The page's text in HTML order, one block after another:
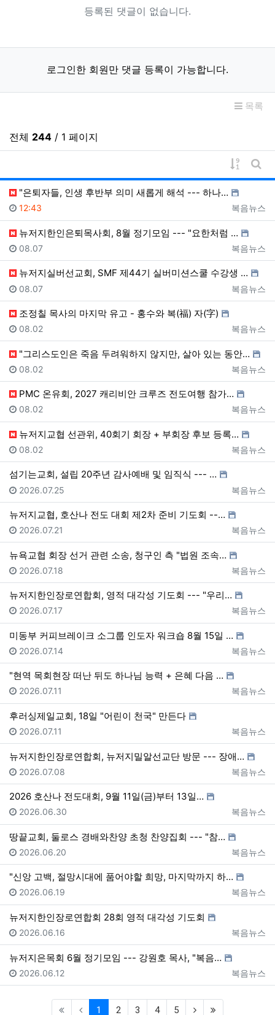
등록된 댓글이 없습니다.
로그인한 회원만 댓글 등록이 가능합니다.
목록
전체 244 / 1 페이지
게시물
게
"은퇴자들, 인생 후반부 의미 새롭게 해석 --- 하나…
등록자
복음뉴스
등록일
12:43
뉴저지한인은퇴목사회, 8월 정기모임 --- "요한처럼 …
등록자
복음뉴스
등록일
08.07
뉴저지실버선교회, SMF 제44기 실버미션스쿨 수강생 …
등록자
복음뉴스
등록일
08.07
조정칠 목사의 마지막 유고 - 홍수와 복(福) 자(字)
등록자
복음뉴스
등록일
08.02
"그리스도인은 죽음 두려워하지 않지만, 살아 있는 동안…
등록자
복음뉴스
등록일
08.02
PMC 온유회, 2027 캐리비안 크루즈 전도여행 참가…
등록자
복음뉴스
등록일
08.02
뉴저지교협 선관위, 40회기 회장 + 부회장 후보 등록…
등록자
복음뉴스
등록일
08.02
섬기는교회, 설립 20주년 감사예배 및 임직식 --- …
등록자
복음뉴스
등록일
2026.07.25
뉴저지교협, 호산나 전도 대회 제2차 준비 기도회 --…
등록자
복음뉴스
등록일
2026.07.21
뉴욕교협 회장 선거 관련 소송, 청구인 측 "법원 조속…
등록자
복음뉴스
등록일
2026.07.18
뉴저지한인장로연합회, 영적 대각성 기도회 --- "우리…
등록자
복음뉴스
등록일
2026.07.17
미동부 커피브레이크 소그룹 인도자 워크숍 8월 15일 …
등록자
복음뉴스
등록일
2026.07.14
"현역 목회현장 떠난 뒤도 하나님 능력 + 은혜 다음 …
등록자
복음뉴스
등록일
2026.07.11
후러싱제일교회, 18일 "어린이 천국" 만든다
등록자
복음뉴스
등록일
2026.07.11
뉴저지한인장로연합회, 뉴저지밀알선교단 방문 --- 장애…
등록자
복음뉴스
등록일
2026.07.08
2026 호산나 전도대회, 9월 11일(금)부터 13일…
등록자
복음뉴스
등록일
2026.06.30
땅끝교회, 둘로스 경배와찬양 초청 찬양집회 --- "참…
등록자
복음뉴스
등록일
2026.06.20
"신앙 고백, 절망시대에 품어야할 희망, 마지막까지 하…
등록자
복음뉴스
등록일
2026.06.19
뉴저지한인장로연합회 28회 영적 대각성 기도회
등록자
복음뉴스
등록일
2026.06.16
뉴저지은목회 6월 정기모임 --- 강원호 목사, "복음…
등록자
복음뉴스
등록일
2026.06.12
1 (current)
2 3 4 5 (next)